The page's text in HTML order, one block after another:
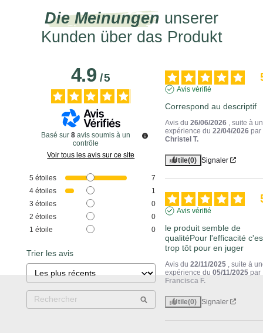
Die Meinungen unserer
Kunden über das Produkt
4.9/5
Basé sur 8 avis soumis à un
contrôle
Voir tous les avis sur ce site
5 étoiles
7
4 étoiles
1
3 étoiles
0
2 étoiles
0
1 étoile 0
Trier les avis
Avis vérifié
Correspond au descriptif
Avis du26/06/2026 , suite à
expérience du22/04/2026 par
Christel T.
Utile(0) Signaler
Avis vérifié
le produit semble de
qualitéPour l'efficacité
trop tôt pour en juger
Avis du22/11/2025 , suite à
expérience du05/11/2025 par
Francisca F.
Utile(0) Signaler